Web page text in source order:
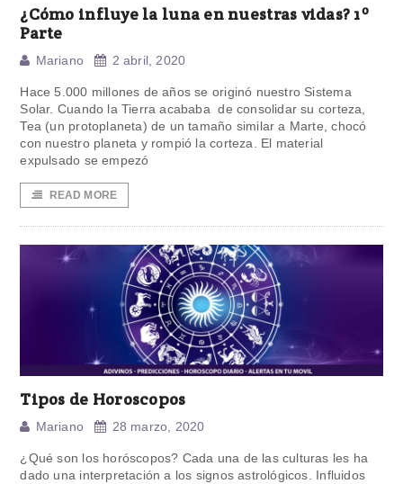
¿Cómo influye la luna en nuestras vidas? 1º
Parte
Mariano 2 abril, 2020
Hace 5.000 millones de años se originó nuestro Sistema
Solar. Cuando la Tierra acababa de consolidar su corteza,
Tea (un protoplaneta) de un tamaño similar a Marte, chocó
con nuestro planeta y rompió la corteza. El material
expulsado se empezó
READ MORE
Tipos de Horoscopos
Mariano 28 marzo, 2020
¿Qué son los horóscopos? Cada una de las culturas les ha
dado una interpretación a los signos astrológicos. Influidos